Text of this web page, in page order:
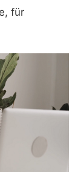
für